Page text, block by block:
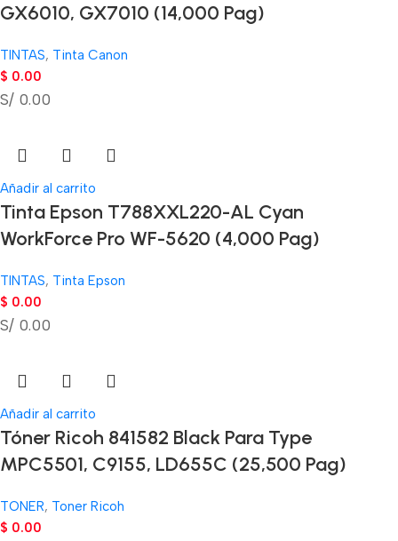
GX6010, GX7010 (14,000 Pag)
TINTAS, Tinta Canon
$ 0.00
S/ 0.00
Añadir al carrito
Tinta Epson T788XXL220-AL Cyan
WorkForce Pro WF-5620 (4,000 Pag)
TINTAS, Tinta Epson
$ 0.00
S/ 0.00
Añadir al carrito
Tóner Ricoh 841582 Black Para Type
MPC5501, C9155, LD655C (25,500 Pag)
TONER, Toner Ricoh
$ 0.00